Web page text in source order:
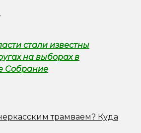
стали известны
на выборах в
Собрание
трамваем? Куда